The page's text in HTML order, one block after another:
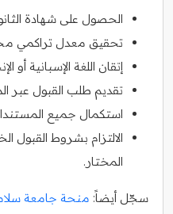
الحصول على شهادة
تحقيق معدل تراكمي
إتقان اللغة الإسبانية
تقديم طلب القبول عبر
استكمال جميع
الالتزام بشروط القبول
المختار.
سجّل أيضاً: منحة جامعة